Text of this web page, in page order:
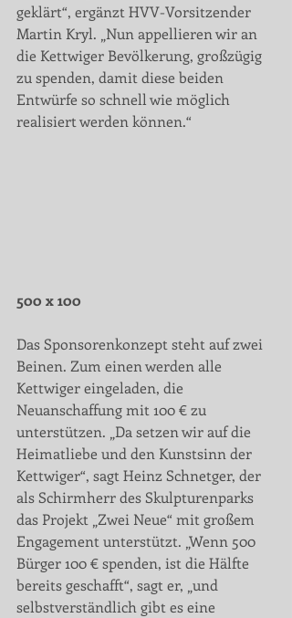
geklärt“, ergänzt HVV-Vorsitzender
Martin Kryl. „Nun appellieren wir an
die Kettwiger Bevölkerung, großzügig
zu spenden, damit diese beiden
Entwürfe so schnell wie möglich
realisiert werden können.“
500 x 100
Das Sponsorenkonzept steht auf zwei
Beinen. Zum einen werden alle
Kettwiger eingeladen, die
Neuanschaffung mit 100 € zu
unterstützen. „Da setzen wir auf die
Heimatliebe und den Kunstsinn der
Kettwiger“, sagt Heinz Schnetger, der
als Schirmherr des Skulpturenparks
das Projekt „Zwei Neue“ mit großem
Engagement unterstützt. „Wenn 500
Bürger 100 € spenden, ist die Hälfte
bereits geschafft“, sagt er, „und
selbstverständlich gibt es eine